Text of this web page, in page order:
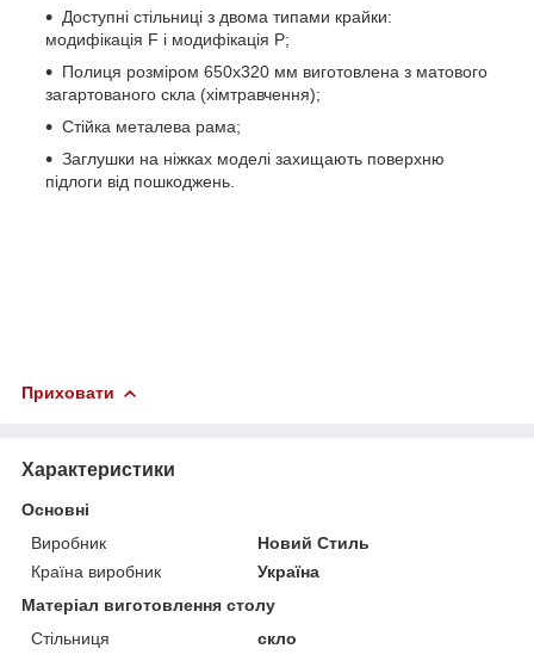
Доступні стільниці з двома типами крайки:
модифікація F і модифікація Р;
Полиця розміром 650х320 мм виготовлена з матового
загартованого скла (хімтравчення);
Стійка металева рама;
Заглушки на ніжках моделі захищають поверхню
підлоги від пошкоджень.
Приховати
Характеристики
Основні
Виробник
Новий Стиль
Країна виробник
Україна
Матеріал виготовлення столу
Стільниця
скло